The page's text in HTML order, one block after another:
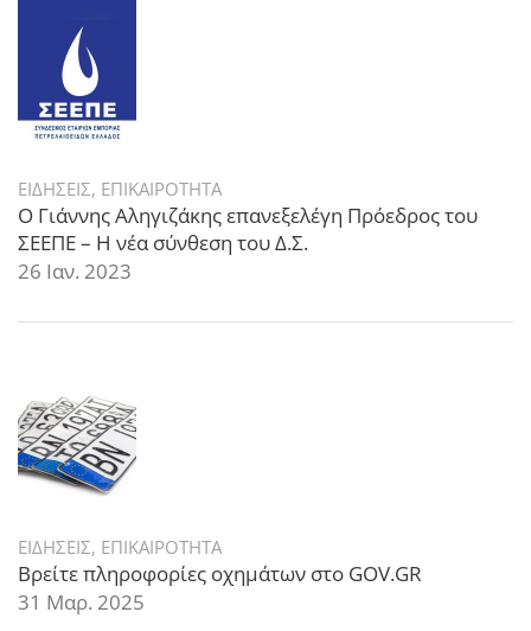
ΕΙΔΗΣΕΙΣ, ΕΠΙΚΑΙΡΟΤΗΤΑ
Ο Γιάννης Αληγιζάκης επανεξελέγη Πρόεδρος του
ΣΕΕΠΕ – Η νέα σύνθεση του Δ.Σ.
26 Ιαν. 2023
ΕΙΔΗΣΕΙΣ, ΕΠΙΚΑΙΡΟΤΗΤΑ
Βρείτε πληροφορίες οχημάτων στο GOV.GR
31 Μαρ. 2025